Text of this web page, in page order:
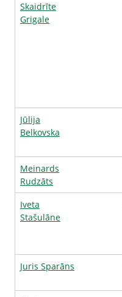
Skaidrīte
Grigale
Jūlija
Belkovska
Meinards
Rudzāts
Iveta
Stašulāne
Juris Sparāns